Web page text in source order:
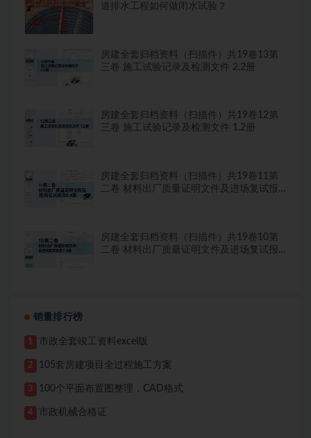
道排水工程如何做闭水试验？
房建全套归档资料（扫描件）共19卷13第
三卷 施工试验记录及检测文件 2.2册
房建全套归档资料（扫描件）共19卷12第
三卷 施工试验记录及检测文件 1.2册
房建全套归档资料（扫描件）共19卷11第
二卷 材料出厂质量证明文件及进场复试报
房建全套归档资料（扫描件）共19卷10第
二卷 材料出厂质量证明文件及进场复试报
销量排行榜
1 市政全套竣工资料excel版
2 105套房建项目全过程施工方案
3 100个平面布置图整理，CAD格式
4 市政机械合格证